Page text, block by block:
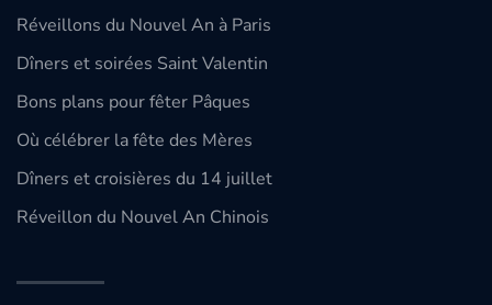
Réveillons du Nouvel An à Paris
Dîners et soirées Saint Valentin
Bons plans pour fêter Pâques
Où célébrer la fête des Mères
Dîners et croisières du 14 juillet
Réveillon du Nouvel An Chinois